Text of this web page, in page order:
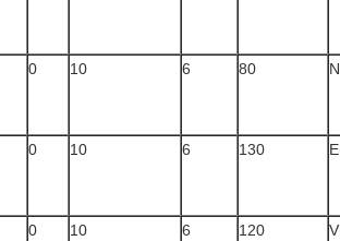
0 10 6 80
0 10 6 130
0 10 6 120